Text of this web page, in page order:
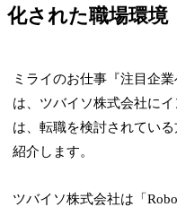
化された職場環境
ミライのお仕事『注目企
は、ツバイソ株式会社に
は、転職を検討されてい
紹介します。
ツバイソ株式会社は「